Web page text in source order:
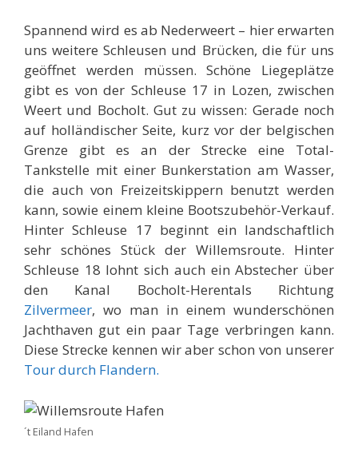
Spannend wird es ab Nederweert – hier erwarten
uns weitere Schleusen und Brücken, die für uns
geöffnet werden müssen. Schöne Liegeplätze
gibt es von der Schleuse 17 in Lozen, zwischen
Weert und Bocholt. Gut zu wissen: Gerade noch
auf holländischer Seite, kurz vor der belgischen
Grenze gibt es an der Strecke eine Total-
Tankstelle mit einer Bunkerstation am Wasser,
die auch von Freizeitskippern benutzt werden
kann, sowie einem kleine Bootszubehör-Verkauf.
Hinter Schleuse 17 beginnt ein landschaftlich
sehr schönes Stück der Willemsroute. Hinter
Schleuse 18 lohnt sich auch ein Abstecher über
den Kanal Bocholt-Herentals Richtung
Zilvermeer, wo man in einem wunderschönen
Jachthaven gut ein paar Tage verbringen kann.
Diese Strecke kennen wir aber schon von unserer
Tour durch Flandern.
´t Eiland Hafen